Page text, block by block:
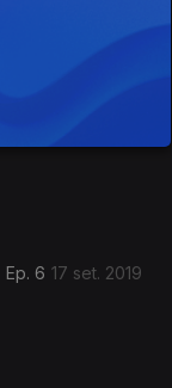
Ep. 6 17 set. 2019